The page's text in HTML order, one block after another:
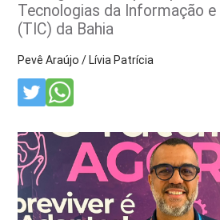
Tecnologias da Informação e
(TIC) da Bahia
Pevê Araújo / Lívia Patrícia